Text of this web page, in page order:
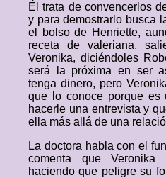
Él trata de convencerlos
y para demostrarlo busca
el bolso de Henriette,
receta de valeriana,
Veronika, diciéndoles
será la próxima en ser
tenga dinero, pero
que lo conoce porque es
hacerle una entrevista y
ella más allá de una
La doctora habla con el
comenta que
haciendo que peligre su